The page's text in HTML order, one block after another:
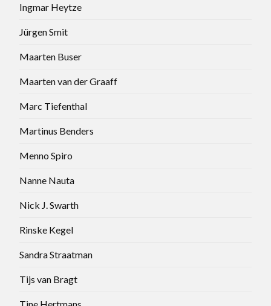
Ingmar Heytze
Jürgen Smit
Maarten Buser
Maarten van der Graaff
Marc Tiefenthal
Martinus Benders
Menno Spiro
Nanne Nauta
Nick J. Swarth
Rinske Kegel
Sandra Straatman
Tijs van Bragt